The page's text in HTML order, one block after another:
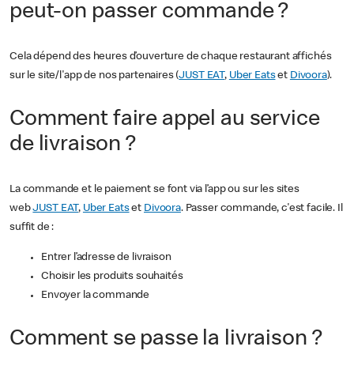
peut-on passer commande ?
Cela dépend des heures d’ouverture de chaque restaurant affichés
sur le site/l'app de nos partenaires (JUST EAT, Uber Eatset Divoora).
Comment faire appel au service
de livraison ?
La commande et le paiement se font via l’app ou sur les sites
webJUST EAT, Uber Eatset Divoora. Passer commande, c'est facile. Il
suffit de :
Entrer l’adresse de livraison
Choisir les produits souhaités
Envoyer la commande
Comment se passe la livraison ?